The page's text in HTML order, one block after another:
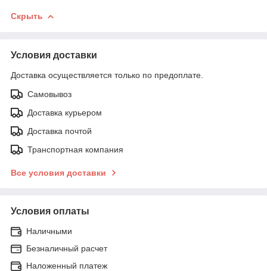
Скрыть
Условия доставки
Доставка осуществляется только по предоплате.
Самовывоз
Доставка курьером
Доставка почтой
Транспортная компания
Все условия доставки
Условия оплаты
Наличными
Безналичный расчет
Наложенный платеж